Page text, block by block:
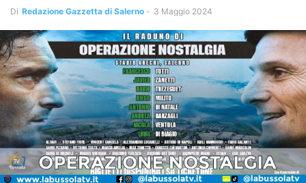
Di Redazione Gazzetta di Salerno - 3 Maggio 2024